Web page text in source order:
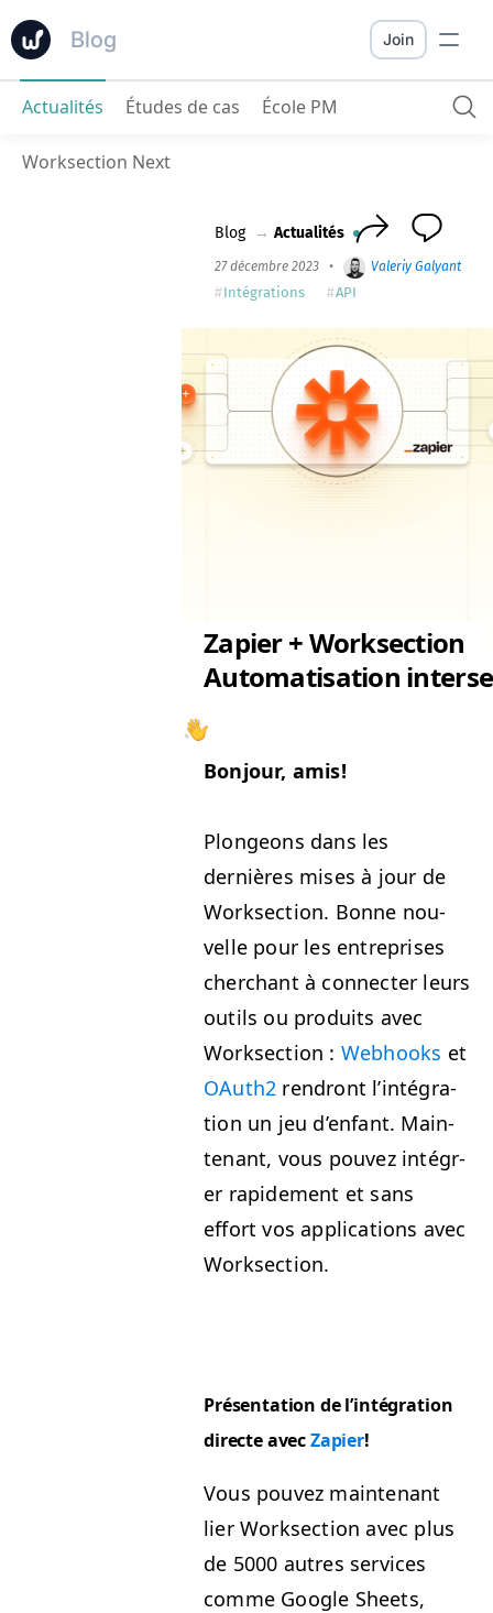
Blog
Zapier + Worksection Automatisation interservices
Join
Actualités Études de cas École PM
Worksection Next
Blog → Actualités
27 décembre 2023 • Valeriy Galyant
Intégrations API
Zapier + Worksection
Automatisation
Bon­jour, amis!
Plon­geons dans les
dernières mis­es à jour de
Work­sec­tion. Bonne nou­
velle pour les entre­pris­es
cher­chant à con­necter leurs
out­ils ou pro­duits avec
Work­sec­tion : Web­hooks et
OAuth2 ren­dront l’in­té­gra­
tion un jeu d’en­fant. Main­
tenant, vous pou­vez inté­gr­
er rapi­de­ment et sans
effort vos appli­ca­tions avec
Worksection.
Présen­ta­tion de l’in­té­gra­tion
directe avecZapi­er!
Vous pou­vez main­tenant
lier Work­sec­tion avec plus
de 5000 autres ser­vices
comme Google Sheets,